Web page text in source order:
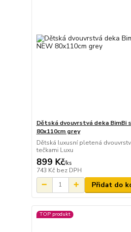
Dětská dvouvrstvá deka BimBi
80x110cm grey
Dětská luxusní pletená
tečkami Luxu
899 Kč/ks
743 Kč bez DPH
Přidat do
TOP produkt